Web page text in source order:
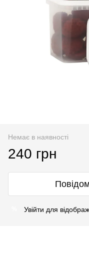
Немає в наявності
240 грн
Увійти для